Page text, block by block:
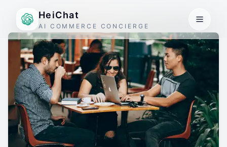
HeiChat
AI COMMERCE CONCIERGE